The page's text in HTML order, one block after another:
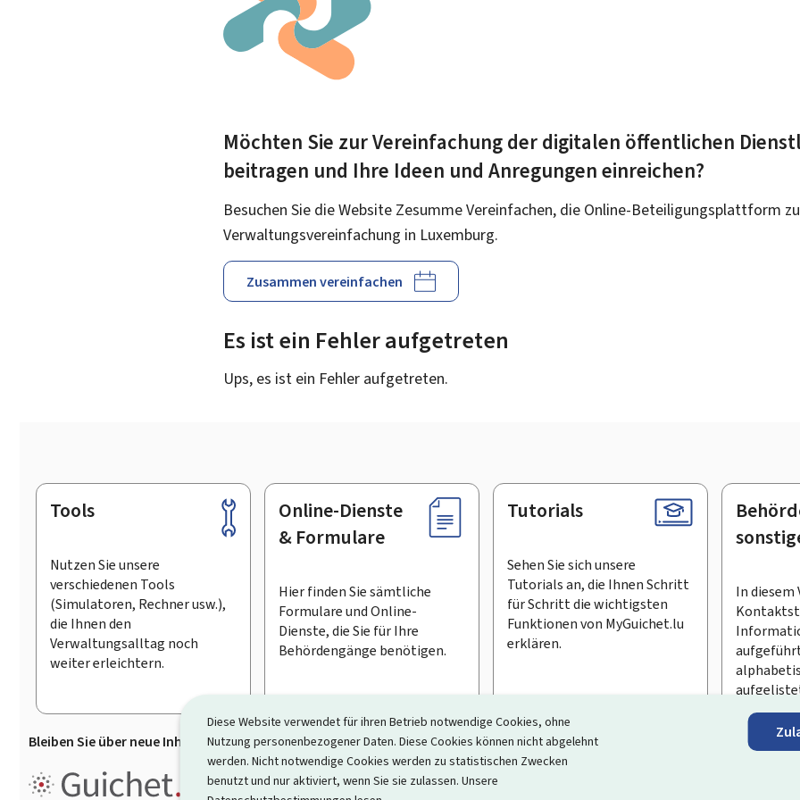
Diese Website verwendet für ihren Betrieb notwendige Cookies, ohne
Nutzung personenbezogener Daten. Diese Cookies können nicht abgelehnt
werden. Nicht notwendige Cookies werden zu statistischen Zwecken
benutzt und nur aktiviert, wenn Sie sie zulassen. Unsere
Möchten Sie zur Vereinfachung der digitalen öffentlichen
beitragen und Ihre Ideen und Anregungen einreichen?
Besuchen Sie die Website Zesumme Vereinfachen, die Online-Beteiligungsplattform
Verwaltungsvereinfachung in Luxemburg.
Zusammen vereinfachen
Es ist ein Fehler aufgetreten
Ups, es ist ein Fehler aufgetreten.
Footer
Tools
Nutzen Sie unsere
verschiedenen Tools
(Simulatoren, Rechner usw.),
die Ihnen den
Verwaltungsalltag noch
weiter erleichtern.
Online-Dienste
& Formulare
Hier finden Sie sämtliche
Formulare und Online-
Dienste, die Sie für Ihre
Behördengänge benötigen.
Tutorials
Sehen Sie sich unsere
Tutorials an, die Ihnen Schritt
für Schritt die wichtigsten
Funktionen von MyGuichet.lu
erklären.
In diesem
Bleiben Sie über neue Inhalte auf Guichet.lu informiert Den Newsletter abonnieren
Guichet.lu ist ein Informationsportal, das Ihre Interaktion mit dem Staat vereinfacht
Informationen, Behördengängen und Dienstleistungen, die von den Behörden und sonstigen